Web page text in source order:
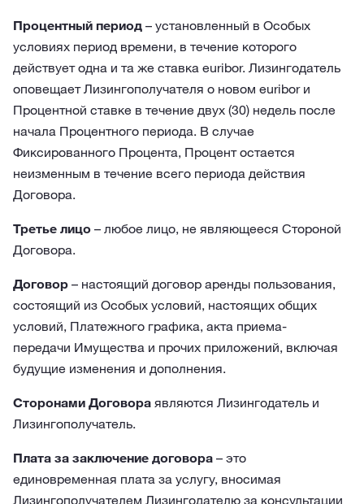
Процентный период – установленный в Особых
условиях период времени, в течение которого
действует одна и та же ставка euribor. Лизингодатель
оповещает Лизингополучателя о новом euribor и
Процентной ставке в течение двух (30) недель после
начала Процентного периода. В случае
Фиксированного Процента, Процент остается
неизменным в течение всего периода действия
Договора.
Третье лицо – любое лицо, не являющееся Стороной
Договора.
Договор – настоящий договор аренды пользования,
состоящий из Особых условий, настоящих общих
условий, Платежного графика, акта приема-
передачи Имущества и прочих приложений, включая
будущие изменения и дополнения.
Сторонами Договора являются Лизингодатель и
Лизингополучатель.
Плата за заключение договора – это
единовременная плата за услугу, вносимая
Лизингополучателем Лизингодателю за консультации